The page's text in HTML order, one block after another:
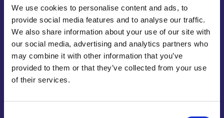
We use cookies to personalise content and ads, to
provide social media features and to analyse our traffic.
We also share information about your use of our site with
our social media, advertising and analytics partners who
may combine it with other information that you’ve
provided to them or that they’ve collected from your use
of their services.
Daar liggen in principe twee redenen aan ten
grondslag. In eerste instantie komt dit vanwege de
vele ervaring die onze medewerkers met zich
meedragen. Wij werken namelijk met een hecht
team en ons personeel heeft ook echt passie voor
het werk. Ze werken graag voor u als klant en ze
willen graag fantastische eindproducten opleveren.